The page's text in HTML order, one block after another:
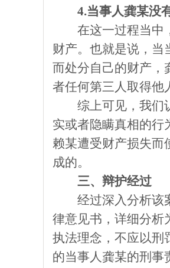
4.当事人龚某没
在这一过程当中
财产。也就是说，当
而处分自己的财产，
者任何第三人取得他
综上可见，我们
实或者隐瞒真相的行
赖某遭受财产损失而
成的。
三、辩护经过
经过深入分析该
律意见书，详细分析
执法理念，不应以刑
的当事人龚某的刑事